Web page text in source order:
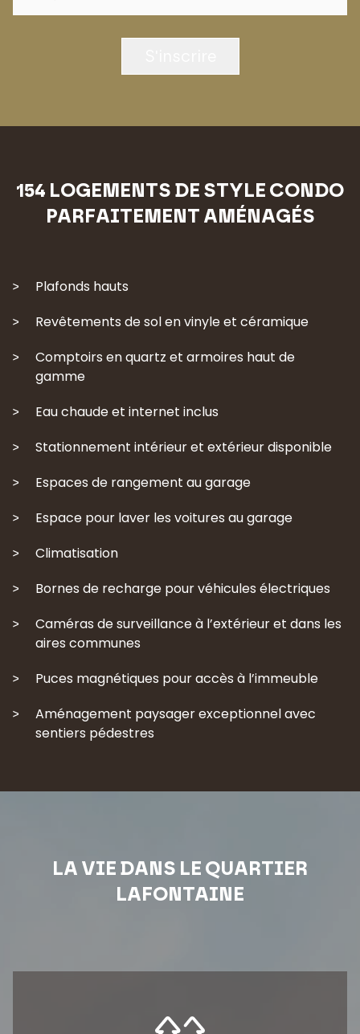
154 LOGEMENTS DE STYLE CONDO
PARFAITEMENT AMÉNAGÉS
Plafonds hauts
Revêtements de sol en vinyle et céramique
Comptoirs en quartz et armoires haut de
gamme
Eau chaude et internet inclus
Stationnement intérieur et extérieur disponible
Espaces de rangement au garage
Espace pour laver les voitures au garage
Climatisation
Bornes de recharge pour véhicules électriques
Caméras de surveillance à l’extérieur et dans les
aires communes
Puces magnétiques pour accès à l’immeuble
Aménagement paysager exceptionnel avec
sentiers pédestres
LA VIE DANS LE QUARTIER
LAFONTAINE